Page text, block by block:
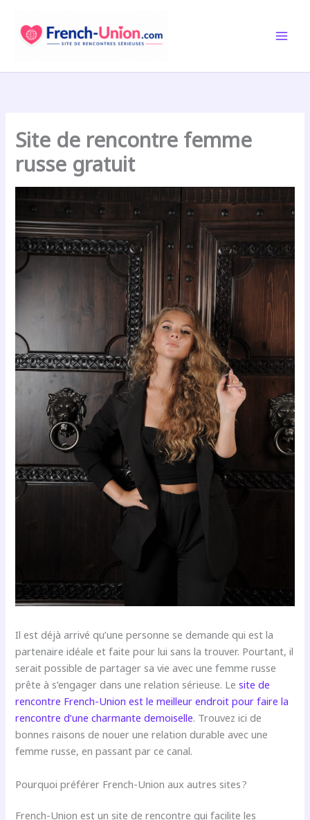
contenu
Site de rencontre femme
russe gratuit
Il est déjà arrivé qu’une personne se demande qui est la
partenaire idéale et faite pour lui sans la trouver. Pourtant, il
serait possible de partager sa vie avec une femme russe
prête à s’engager dans une relation sérieuse. Lesite de
rencontre French-Union est le meilleur endroit pour faire la
rencontre d’une charmante demoiselle. Trouvez ici de
bonnes raisons de nouer une relation durable avec une
femme russe, en passant par ce canal.
Pourquoi préférer French-Union aux autres sites ?
French-Union est un site de rencontre qui facilite les